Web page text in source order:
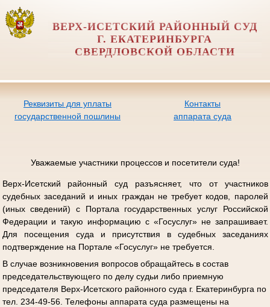
ВЕРХ-ИСЕТСКИЙ РАЙОННЫЙ СУД
Г. ЕКАТЕРИНБУРГА
СВЕРДЛОВСКОЙ ОБЛАСТИ
Реквизиты для уплаты
государственной пошлины
Контакты
аппарата суда
Уважаемые участники процессов и посетители суда!
Верх-Исетский районный суд разъясняет, что от участников
судебных заседаний и иных граждан не требует кодов, паролей
(иных сведений) с Портала государственных услуг Российской
Федерации и такую информацию с «Госуслуг» не запрашивает.
Для посещения суда и присутствия в судебных заседаниях
подтверждение на Портале «Госуслуг» не требуется.
В случае возникновения вопросов обращайтесь в состав
председательствующего по делу судьи либо приемную
председателя Верх-Исетского районного суда г. Екатеринбурга по
тел. 234-49-56. Телефоны аппарата суда размещены на